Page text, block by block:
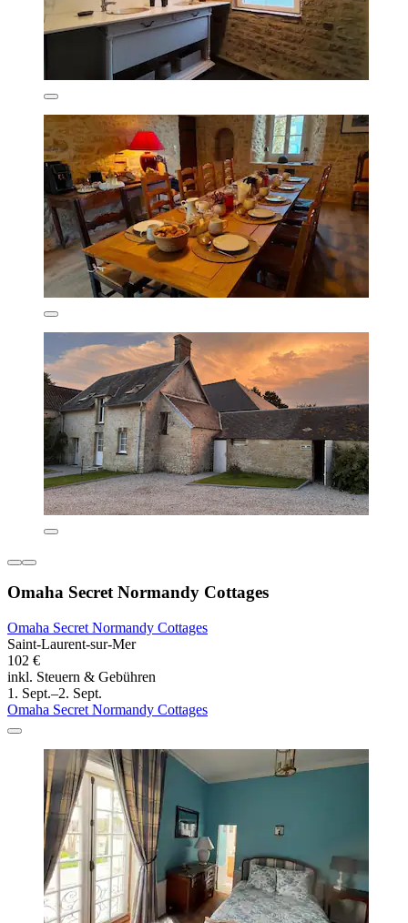
Omaha Secret Normandy Cottages
Omaha Secret Normandy Cottages
Saint-Laurent-sur-Mer
102 €
inkl. Steuern & Gebühren
1. Sept.–2. Sept.
Omaha Secret Normandy Cottages